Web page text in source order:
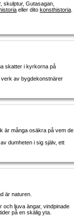
skulptur, Gutasagan,
eller dito konsthistoria
skatter i kyrkorna på
verk av bygdekonstnärer
är många osäkra på vem de
dumheten i sig själv, ett
är naturen.
och ljuva ängar, vindpinade
på en skälig yta.